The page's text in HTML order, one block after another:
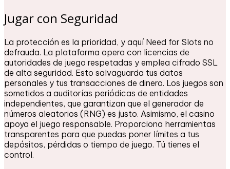
Jugar con Seguridad
La protección es la prioridad, y aquí Need for Slots no
defrauda. La plataforma opera con licencias de
autoridades de juego respetadas y emplea cifrado SSL
de alta seguridad. Esto salvaguarda tus datos
personales y tus transacciones de dinero. Los juegos son
sometidos a auditorías periódicas de entidades
independientes, que garantizan que el generador de
números aleatorios (RNG) es justo. Asimismo, el casino
apoya el juego responsable. Proporciona herramientas
transparentes para que puedas poner límites a tus
depósitos, pérdidas o tiempo de juego. Tú tienes el
control.